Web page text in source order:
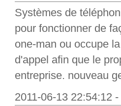
Systèmes de
pour fonctionner de
one-man ou occupe
d'appel afin que le
entreprise. nouveau
2011-06-13 22:54:12 -